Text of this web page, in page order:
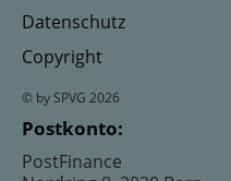
Datenschutz
Copyright
© by SPVG 2026
Postkonto:
PostFinance